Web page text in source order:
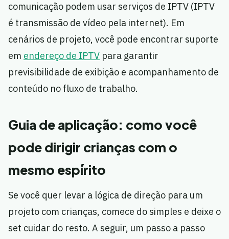
comunicação podem usar serviços de IPTV (IPTV
é transmissão de vídeo pela internet). Em
cenários de projeto, você pode encontrar suporte
em endereço de IPTV para garantir
previsibilidade de exibição e acompanhamento de
conteúdo no fluxo de trabalho.
Guia de aplicação: como você
pode dirigir crianças com o
mesmo espírito
Se você quer levar a lógica de direção para um
projeto com crianças, comece do simples e deixe o
set cuidar do resto. A seguir, um passo a passo